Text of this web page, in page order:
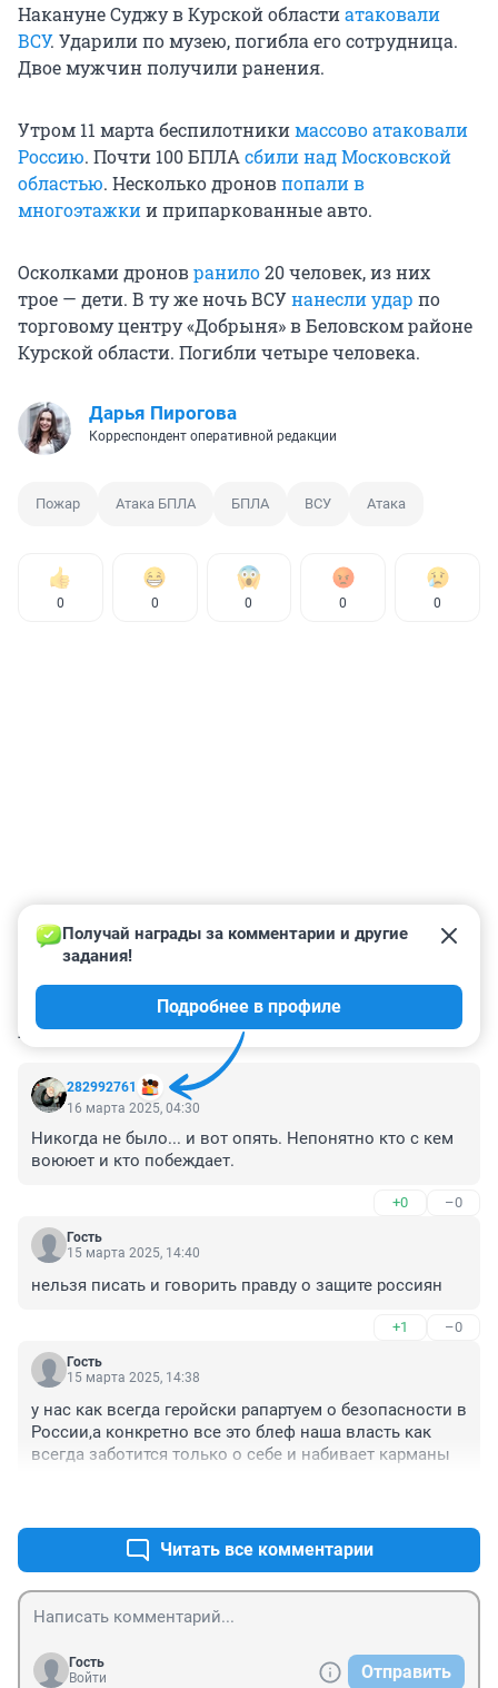
Накануне Суджу в Курской областиатаковали
ВСУ. Ударили по музею, погибла его сотрудница.
Двое мужчин получили ранения.
Утром 11 марта беспилотникимассово атаковали
Россию. Почти 100 БПЛАсбили над Московской
областью. Несколько дроновпопали в
многоэтажкии припаркованные авто.
Осколками дроновранило20 человек, из них
трое — дети. В ту же ночь ВСУнанесли удар по
торговому центру «Добрыня» в Беловском районе
Курской области. Погибли четыре человека.
Дарья Пирогова
Корреспондент оперативной редакции
Пожар Атака БПЛА БПЛА ВСУ Атака
0 0 0 0 0
КОММЕНТАРИИ 12
282992761
Получай награды за комментарии и другие
задания!
Подробнее в профиле
16 марта 2025, 04:30
Никогда не было... и вот опять. Непонятно кто с кем
воююет и кто побеждает.
+0 –0
Гость
15 марта 2025, 14:40
нельзя писать и говорить правду о защите россиян
+1 –0
Гость
15 марта 2025, 14:38
у нас как всегда геройски рапартуем о безопасности в
России,а конкретно все это блеф наша власть как
всегда заботится только о себе и набивает карманы
Читать все комментарии
Гость
Войти
Отправить